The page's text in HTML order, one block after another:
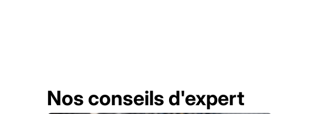
Nos conseils d'expert